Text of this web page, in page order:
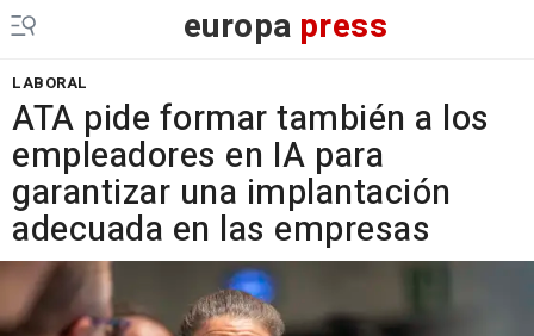
europa press
LABORAL
ATA pide formar también a los
empleadores en IA para
garantizar una implantación
adecuada en las empresas